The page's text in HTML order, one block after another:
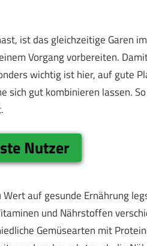
ist das gleichzeitige Garen
Vorgang vorbereiten.
wichtig ist hier, auf gute
sich gut kombinieren lassen.
Nutzer
auf gesunde Ernährung
und Nährstoffen
Gemüsearten mit